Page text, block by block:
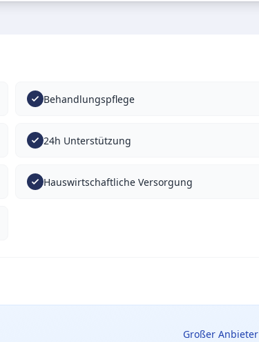
Behandlungspflege
24h Unterstützung
Hauswirtschaftliche Versorgung
Großer Anbieter